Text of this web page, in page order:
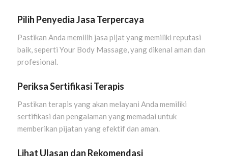
Pilih Penyedia Jasa Terpercaya
Pastikan Anda memilih jasa pijat yang memiliki reputasi
baik, seperti Your Body Massage, yang dikenal aman dan
profesional.
Periksa Sertifikasi Terapis
Pastikan terapis yang akan melayani Anda memiliki
sertifikasi dan pengalaman yang memadai untuk
memberikan pijatan yang efektif dan aman.
Lihat Ulasan dan Rekomendasi